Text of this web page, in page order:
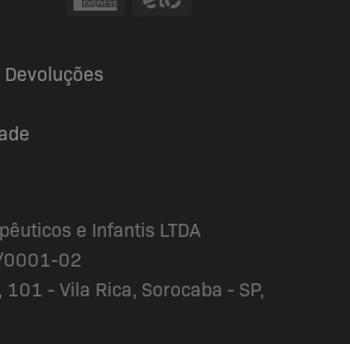
e Infantis LTDA
0001-02
- Vila Rica, Sorocaba - SP,